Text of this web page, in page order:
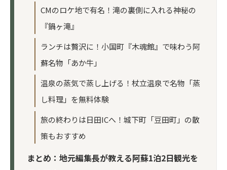
CMのロケ地で有名！滝の裏側に入れる神秘の
『鍋ヶ滝』
ランチは贅沢に！小国町『木魂館』で味わう阿
蘇名物「あか牛」
温泉の蒸気で蒸し上げる！杖立温泉で名物「蒸
し料理」を無料体験
旅の終わりは日田ICへ！城下町「豆田町」の散
策もおすすめ
まとめ：地元編集長が教える阿蘇1泊2日観光を